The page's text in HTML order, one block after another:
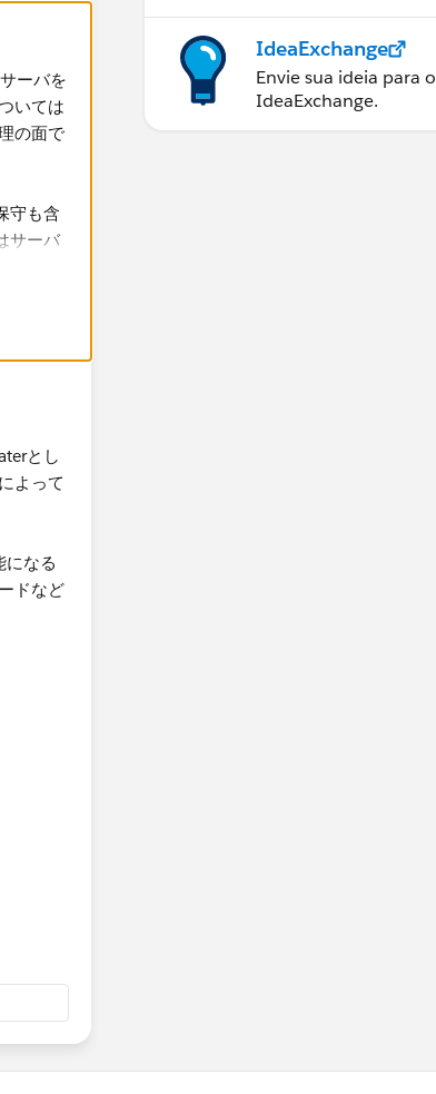
ーバを
いては
の面で
守も含
サーバ
がい
のコス
り権限
しい
とし
よって
になる
ドなど
ス更
るとメ
IdeaExchange
Envie sua ideia para o
IdeaExchange.